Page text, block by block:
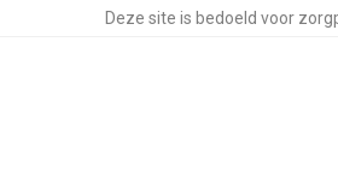
Deze site is bedoeld voor